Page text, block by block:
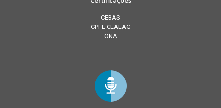
CEBAS
CPFL CEALAG
ONA